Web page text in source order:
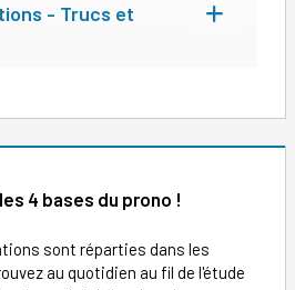
- Trucs et
4 bases du prono !
sont réparties dans les
au quotidien au fil de l'étude